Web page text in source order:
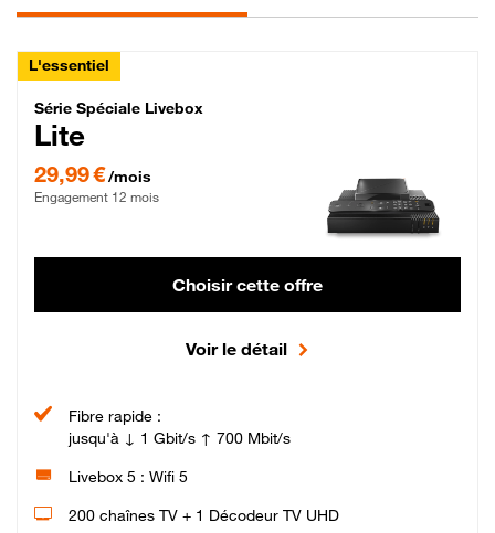
L'essentiel
Série Spéciale Livebox Lite Fibre
Série Spéciale Livebox
Lite
29,99 €/mois
Engagement 12 mois
Choisir cette offre
Voir le détail
Fibre rapide :
jusqu'à ↓ 1 Gbit/s ↑ 700 Mbit/s
Livebox 5 : Wifi 5
200 chaînes TV + 1 Décodeur TV UHD